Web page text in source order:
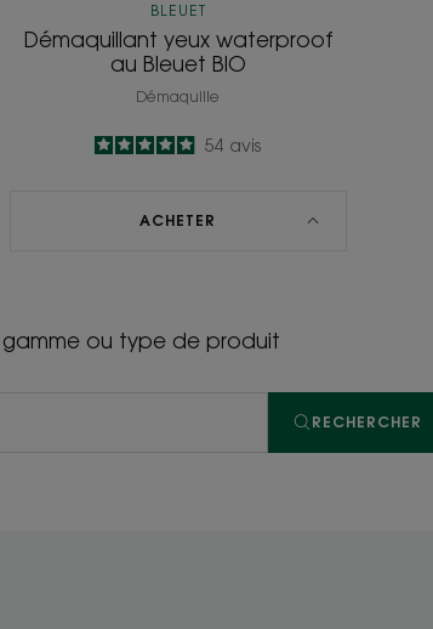
BLEUET
Démaquillant yeux waterproof
au Bleuet BIO
Démaquille
4.9
/
5
54 avis
ACHETER
ou type de produit
RECHERCHER